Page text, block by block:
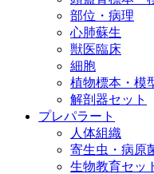
部位・病理
心肺蘇生
獣医臨床
細胞
植物標本・模
解剖器セット
プレパラート
人体組織
寄生虫・病原
生物教育セッ